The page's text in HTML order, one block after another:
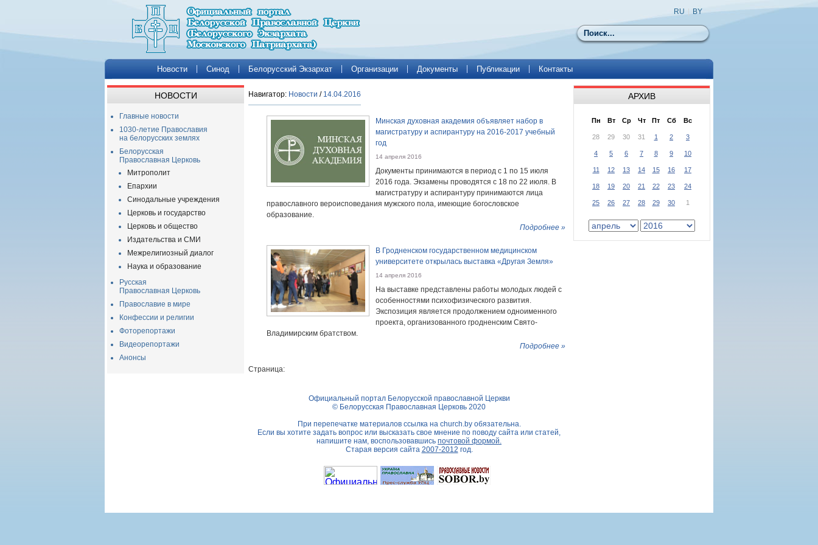
Поиск
RU BY
Новости Синод Белорусский Экзархат Организации Документы Публикации Контакты
НОВОСТИ
Главные новости
1030-летие Православия
на белорусских землях
Белорусская
Православная Церковь
Митрополит
Епархии
Синодальные учреждения
Церковь и государство
Церковь и общество
Издательства и СМИ
Межрелигиозный диалог
Наука и образование
Русская
Православная Церковь
Православие в мире
Конфессии и религии
Фоторепортажи
Видеорепортажи
Анонсы
Навигатор: Новости / 14.04.2016
Минская духовная академия объявляет набор в
магистратуру и аспирантуру на 2016-2017 учебный
год
14 апреля 2016
Документы принимаются в период с 1 по 15 июля
2016 года. Экзамены проводятся с 18 по 22 июля. В
магистратуру и аспирантуру принимаются лица
православного вероисповедания мужского пола, имеющие богословское
образование.
Подробнее »
В Гродненском государственном медицинском
университете открылась выставка «Другая Земля»
14 апреля 2016
На выставке представлены работы молодых людей с
особенностями психофизического развития.
Экспозиция является продолжением одноименного
проекта, организованного гродненским Свято-
Владимирским братством.
Подробнее »
Страница:
АРХИВ
Пн Вт Ср Чт Пт Сб Вс
28 29 30 31 1 2 3
4 5 6 7 8 9 10
11 12 13 14 15 16 17
18 19 20 21 22 23 24
25 26 27 28 29 30 1
Официальный портал Белорусской православной Церкви
© Белорусская Православная Церковь 2020
При перепечатке материалов ссылка на church.byобязательна.
Если вы хотите задать вопрос или высказать свое мнение по поводу сайта или статей,
напишите нам, воспользовавшись почтовой формой.
Старая версия сайта 2007-2012 год.